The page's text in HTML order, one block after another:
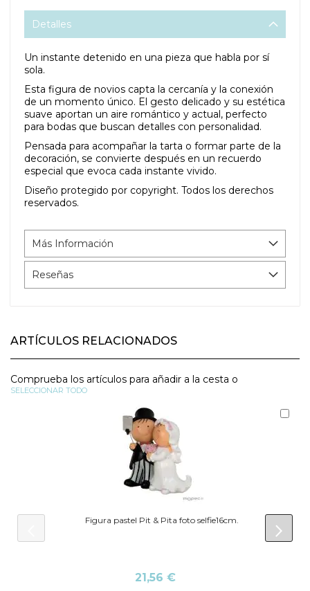
Detalles
Un instante detenido en una pieza que habla por sí
sola.
Esta figura de novios capta la cercanía y la conexión
de un momento único. El gesto delicado y su estética
suave aportan un aire romántico y actual, perfecto
para bodas que buscan detalles con personalidad.
Pensada para acompañar la tarta o formar parte de la
decoración, se convierte después en un recuerdo
especial que evoca cada instante vivido.
Diseño protegido por copyright. Todos los derechos
reservados.
Más Información
Reseñas
ARTÍCULOS RELACIONADOS
Comprueba los artículos para añadir a la cesta o
SELECCIONAR TODO
Figura pastel Pit & Pita foto selfie16cm.
21,56 €